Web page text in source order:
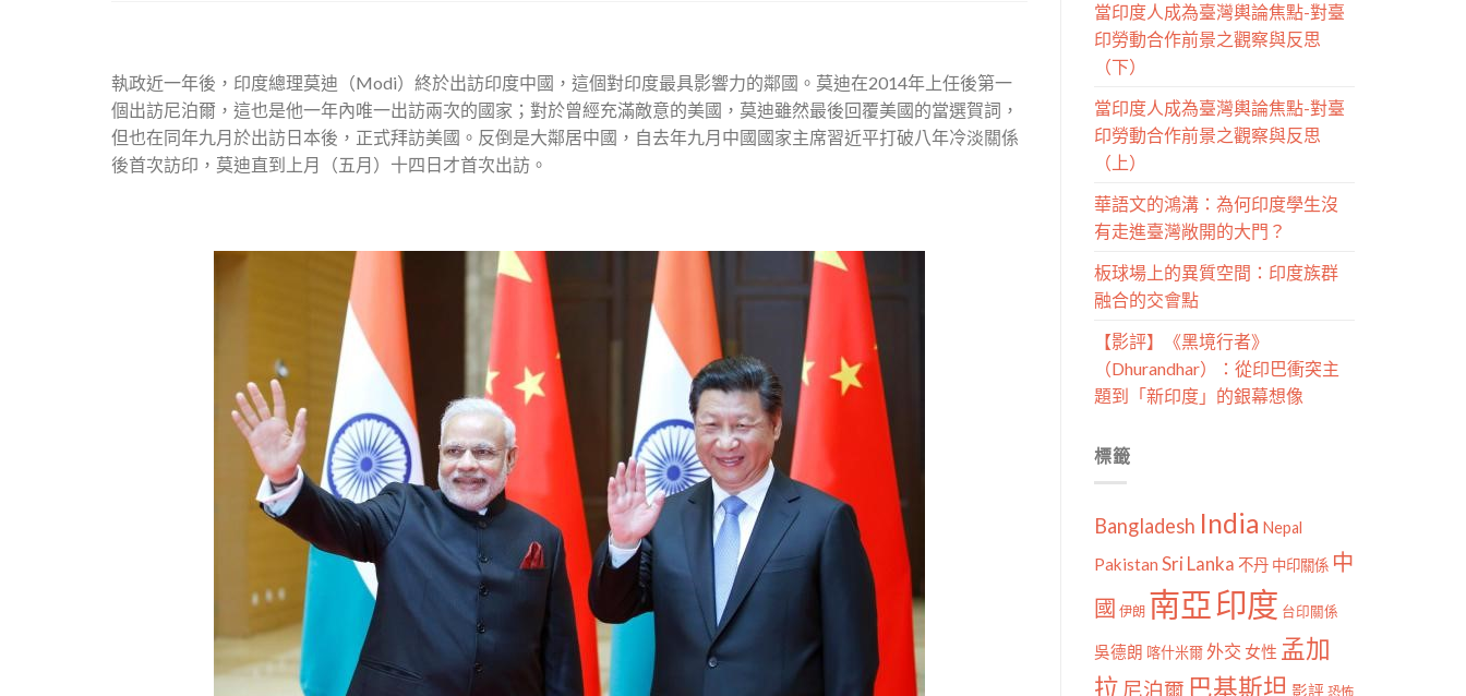
執政近一年後，印度總理莫迪（Modi）終於出訪印度中國，這個對印度最具影響力的鄰國。莫迪在2014年上任後第一
個出訪尼泊爾，這也是他一年內唯一出訪兩次的國家；對於曾經充滿敵意的美國，莫迪雖然最後回覆美國的當選賀詞，
但也在同年九月於出訪日本後，正式拜訪美國。反倒是大鄰居中國，自去年九月中國國家主席習近平打破八年冷淡關係
後首次訪印，莫迪直到上月（五月）十四日才首次出訪。
當印度人成為臺灣輿論焦點-對臺
印勞動合作前景之觀察與反思
（下）
當印度人成為臺灣輿論焦點-對臺
印勞動合作前景之觀察與反思
（上）
華語文的鴻溝：為何印度學生沒
有走進臺灣敞開的大門？
板球場上的異質空間：印度族群
融合的交會點
【影評】《黑境行者》
（Dhurandhar）：從印巴衝突主
題到「新印度」的銀幕想像
標籤
Bangladesh India Nepal
Pakistan Sri Lanka 不丹 中印關係 中
國 伊朗 南亞印度 台印關係
吳德朗 喀什米爾外交 女性 孟加
拉 尼泊爾 巴基斯坦 影評 恐怖